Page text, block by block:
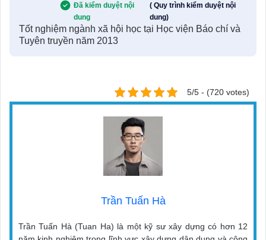
Đã kiểm duyệt nội
dung
( Quy trình kiểm duyệt nội
dung)
Tốt nghiệm ngành xã hội học tại Học viện Báo chí và
Tuyên truyền năm 2013
5/5 - (720 votes)
Trần Tuấn Hà
Trần Tuấn Hà (Tuan Ha) là một kỹ sư xây dựng có hơn 12